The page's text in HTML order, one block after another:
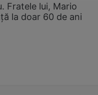
Fratele lui, Mario
la doar 60 de ani